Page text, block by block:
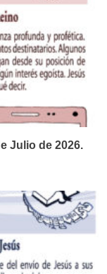
Julio de 2026.